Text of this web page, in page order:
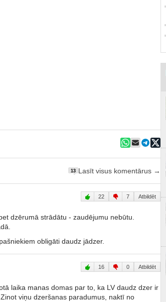
13 Lasīt visus komentārus →
22 7 Atbildēt
dzērumā strādātu - zaudējumu nebūtu.
obligāti daudz jādzer.
16 0 Atbildēt
laika manas domas par to, ka LV daudz dzer ir
viņu dzeršanas paradumus, naktī no